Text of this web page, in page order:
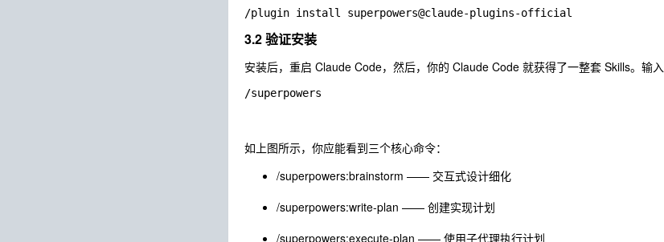
3.2 验证安装
安装后，重启 Claude Code，然后，你的 Claude Code 就获得了一整套 Skills。输入
如上图所示，你应能看到三个核心命令：
/superpowers:brainstorm —— 交互式设计细化
/superpowers:write-plan —— 创建实现计划
/superpowers:execute-plan —— 使用子代理执行计划